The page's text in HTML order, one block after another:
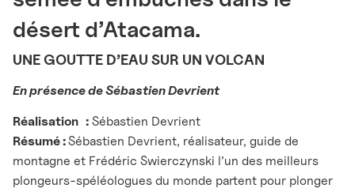
désert d’Atacama.
UNE GOUTTE D’EAU SUR UN VOLCAN
En présence de Sébastien Devrient
Réalisation : Sébastien Devrient
Résumé :Sébastien Devrient, réalisateur, guide de
montagne et Frédéric Swierczynski l’un des meilleurs
plongeurs-spéléologues du monde partent pour plonger